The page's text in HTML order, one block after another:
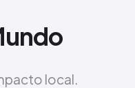
local.